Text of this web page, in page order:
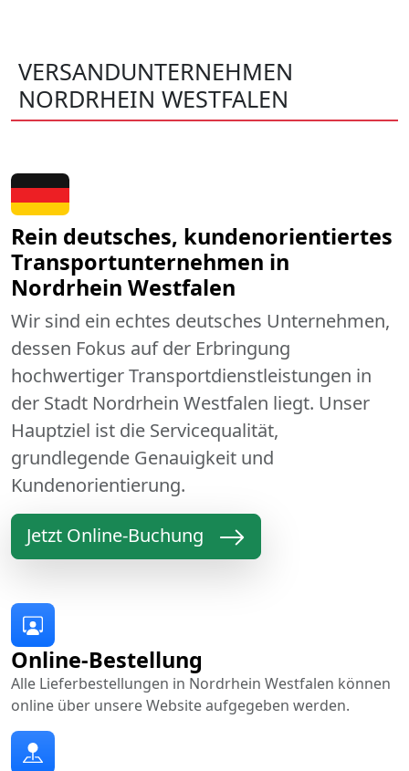
VERSANDUNTERNEHMEN
NORDRHEIN WESTFALEN
Rein deutsches, kundenorientiertes
Transportunternehmen in
Nordrhein Westfalen
Wir sind ein echtes deutsches Unternehmen,
dessen Fokus auf der Erbringung
hochwertiger Transportdienstleistungen in
der Stadt Nordrhein Westfalen liegt. Unser
Hauptziel ist die Servicequalität,
grundlegende Genauigkeit und
Kundenorientierung.
Jetzt Online-Buchung
Online-Bestellung
Alle Lieferbestellungen in Nordrhein Westfalen können
online über unsere Website aufgegeben werden.